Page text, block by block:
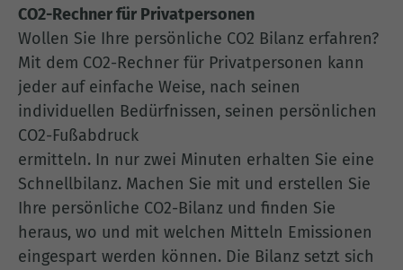
CO2-Rechner für Privatpersonen
Wollen Sie Ihre persönliche CO2 Bilanz erfahren?
Mit dem CO2-Rechner für Privatpersonen kann
jeder auf einfache Weise, nach seinen
individuellen Bedürfnissen, seinen persönlichen
CO2-Fußabdruck
ermitteln. In nur zwei Minuten erhalten Sie eine
Schnellbilanz. Machen Sie mit und erstellen Sie
Ihre persönliche CO2-Bilanz und finden Sie
heraus, wo und mit welchen Mitteln Emissionen
eingespart werden können. Die Bilanz setzt sich